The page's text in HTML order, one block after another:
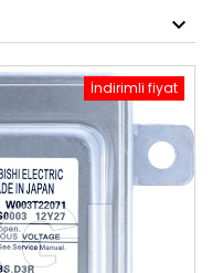
İndirimli fiyat